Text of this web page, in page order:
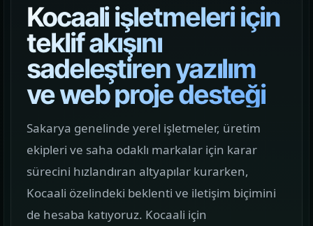
Müşteri Paneli
01 Hakkımızda
Yapının arkasındaki yaklaşımı ve çalışma dilini
Hizmetler
Web, yazılım, mobil ve pazarlama hizmetlerini
Kocaali işletmeleri için
teklif akışını
sadeleştiren yazılım
ve web proje desteği
Sakarya genelinde yerel işletmeler, üretim
ekipleri ve saha odaklı markalar için karar
sürecini hızlandıran altyapılar kurarken,
Kocaali özelindeki beklenti ve iletişim biçimini
de hesaba katıyoruz. Kocaali için